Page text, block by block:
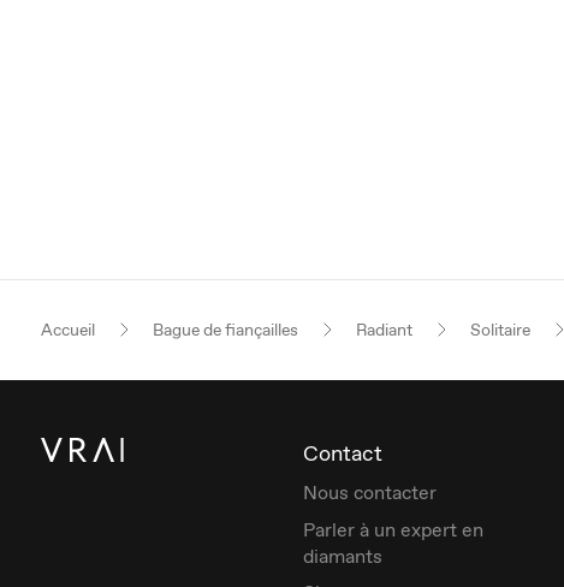
Accueil Bague de fiançailles Radiant Solitaire
Contact
Nous contacter
Parler à un expert en
diamants